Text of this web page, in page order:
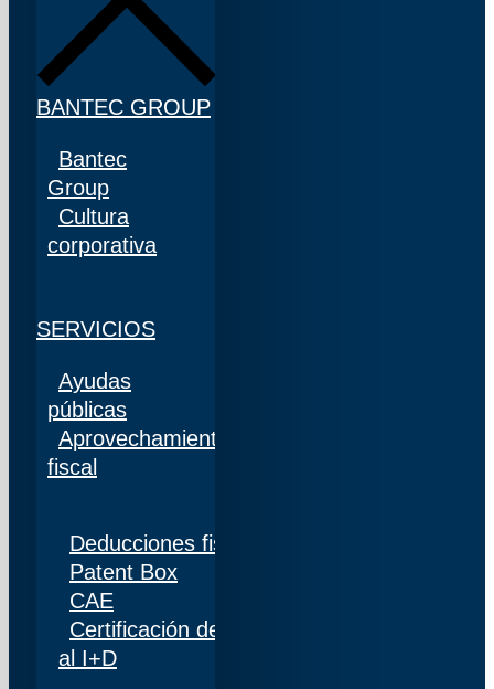
BANTEC GROUP
Bantec
Group
Cultura
corporativa
SERVICIOS
Ayudas
públicas
Aprovechamiento
fiscal
Deducciones fiscales
Patent Box
CAE
Certificación de personal adscrito al 100%
al I+D